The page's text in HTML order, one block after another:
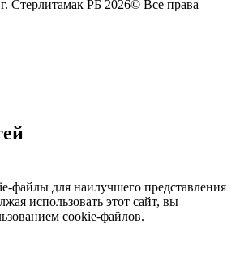
РБ 2026© Все права
файлы для наилучшего представления
использовать этот сайт, вы
cookie-файлов.